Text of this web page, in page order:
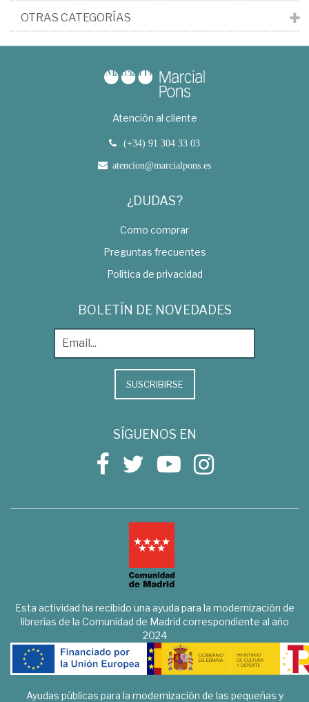
OTRAS CATEGORÍAS
Atención al cliente
(+34) 91 304 33 03
atencion@marcialpons.es
¿DUDAS?
Como comprar
Preguntas frecuentes
Política de privacidad
BOLETÍN DE NOVEDADES
SUSCRIBIRSE
SÍGUENOS EN
Esta actividad ha recibido una ayuda para la modernización de
librerías de la Comunidad de Madrid correspondiente al año
2024
Ayudas públicas para la modernización de las pequeñas y